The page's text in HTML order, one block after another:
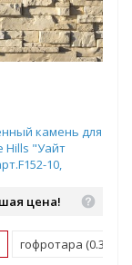
(8.4 м2)
камень для
Hills "Уайт
10,
цена!
гофротара (0.35 м2)